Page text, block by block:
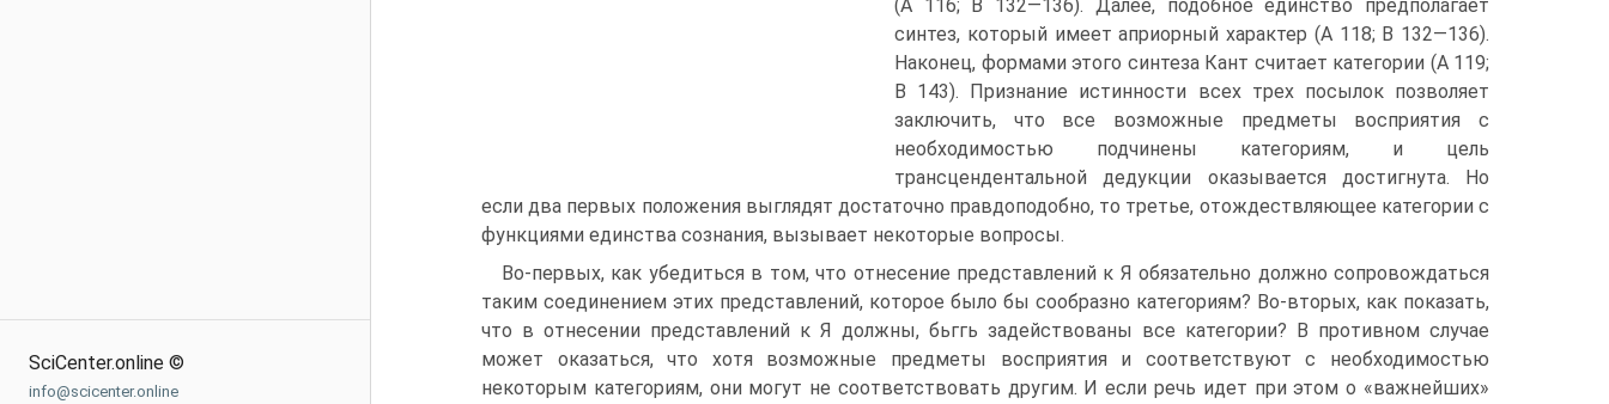
SciCenter.online ©
info@scicenter.online
(А 116; В 132—136). Далее, подобное единство предполагает
синтез, который имеет априорный характер (А 118; В 132—136).
Наконец, формами этого синтеза Кант считает категории (А 119;
В 143). Признание истинности всех трех посылок позволяет
заключить, что все возможные предметы восприятия с
необходимостью подчи­нены категориям, и цель
трансцендентальной дедукции оказывает­ся достигнута. Но
если два первых положения выглядят достаточно правдоподобно, то третье, отождествляющее категории с
функция­ми единства сознания, вызывает некоторые вопросы.
Во-первых, как убедиться в том, что отнесение представлений к Я обязательно должно сопровождаться
таким соединением этих представлений, которое было бы сообразно категориям? Во-вто­рых, как показать,
что в отнесении представлений к Я должны, бьггь задействованы все категории? В противном случае
может ока­заться, что хотя возможные предметы восприятия и соответствуют с необходимостью
некоторым категориям, они могут не соответст­вовать другим. И если речь идет при этом о «важнейших»